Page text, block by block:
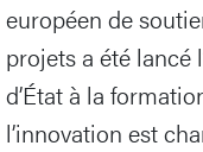
européen de
projets a été lancé
d’État à la
l’innovation est